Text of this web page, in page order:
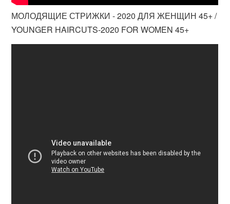
МОЛОДЯЩИЕ СТРИЖКИ - 2020 ДЛЯ ЖЕНЩИН 45+ /
YOUNGER HAIRCUTS-2020 FOR WOMEN 45+